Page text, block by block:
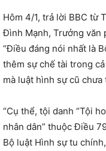
Hôm 4/1, trả lời BBC từ
Đình Mạnh, Trưởng văn
“Điều đáng nói nhất là
thêm sự chế tài trong
mà luật hình sự cũ chưa
“Cụ thể, tội danh “Tội
nhân dân” thuộc Điều
Bộ luật Hình sự tu